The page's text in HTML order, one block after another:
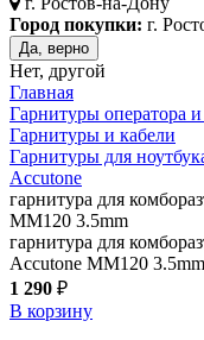
Город покупки: г.
Да, верно
Нет, другой
Главная
Гарнитуры оператора и
Гарнитуры и кабели
Гарнитуры для
Accutone
гарнитура для
MM120 3.5mm
гарнитура для
Accutone MM120 3.5mm
1 290 ₽
В корзину